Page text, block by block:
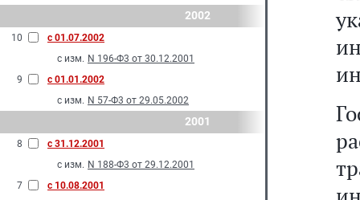
2002
10
с 01.07.2002
с изм. N 196-Ф3 от 30.12.2001
9
с 01.01.2002
с изм. N 57-Ф3 от 29.05.2002
2001
8
с 31.12.2001
с изм. N 188-Ф3 от 29.12.2001
7
с 10.08.2001